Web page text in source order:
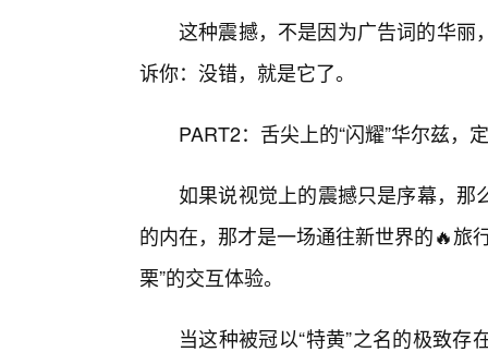
这种震撼，不是因为广告词的华丽
诉你：没错，就是它了。
PART2：舌尖上的“闪耀”华尔兹，
如果说视觉上的震撼只是序幕，那
的内在，那才是一场通往新世界的🔥旅
栗”的交互体验。
当这种被冠以“特黄”之名的极致